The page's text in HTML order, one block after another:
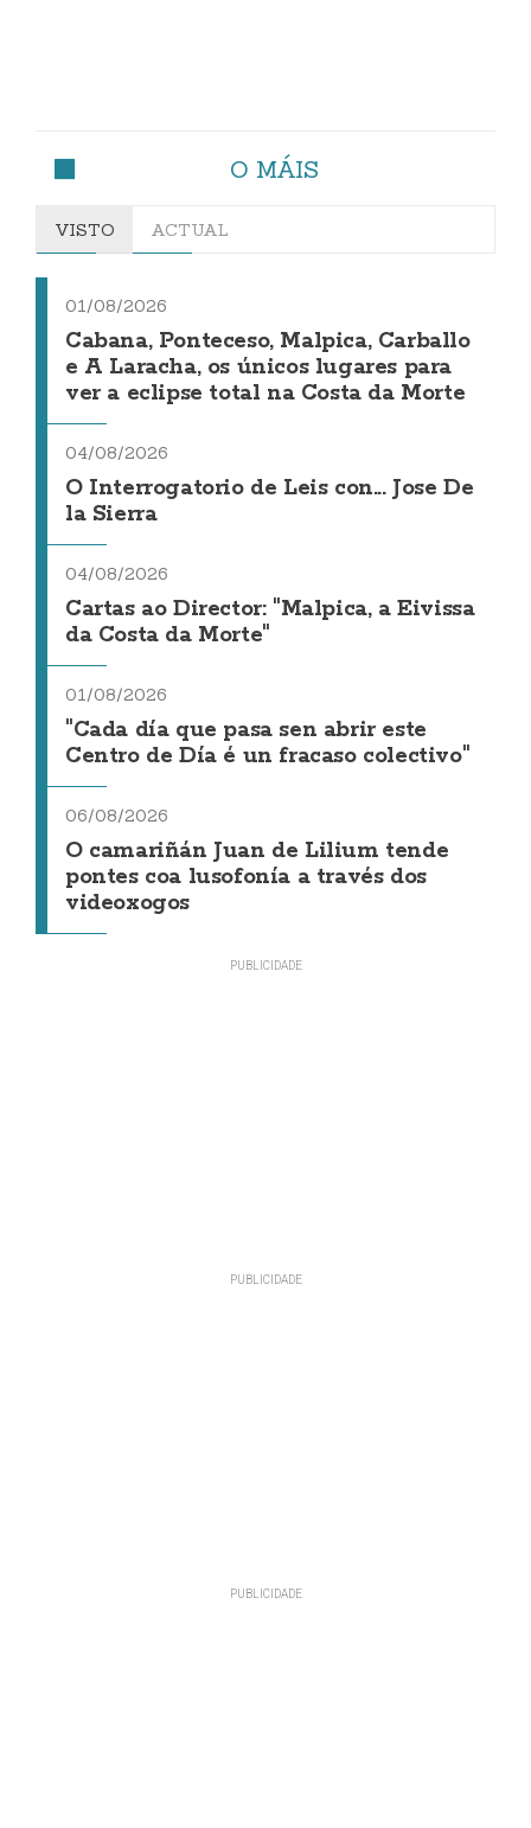
O MÁIS
VISTO ACTUAL
01/08/2026
Cabana, Ponteceso, Malpica, Carballo
e A Laracha, os únicos lugares para
ver a eclipse total na Costa da Morte
04/08/2026
O Interrogatorio de Leis con... Jose De
la Sierra
04/08/2026
Cartas ao Director: "Malpica, a Eivissa
da Costa da Morte"
01/08/2026
"Cada día que pasa sen abrir este
Centro de Día é un fracaso colectivo"
06/08/2026
O camariñán Juan de Lilium tende
pontes coa lusofonía a través dos
videoxogos